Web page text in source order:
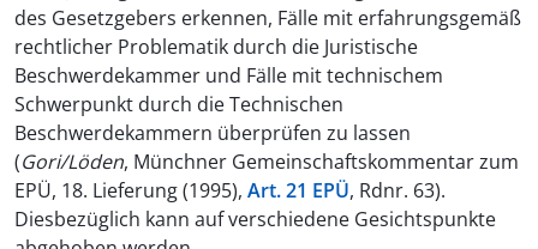
des Gesetzgebers erkennen, Fälle mit erfahrungsgemäß
rechtlicher Problematik durch die Juristische
Beschwerdekammer und Fälle mit technischem
Schwerpunkt durch die Technischen
Beschwerdekammern überprüfen zu lassen
(Gori/Löden, Münchner Gemeinschaftskommentar zum
EPÜ, 18. Lieferung (1995), Art. 21 EPÜ, Rdnr. 63).
Diesbezüglich kann auf verschiedene Gesichtspunkte